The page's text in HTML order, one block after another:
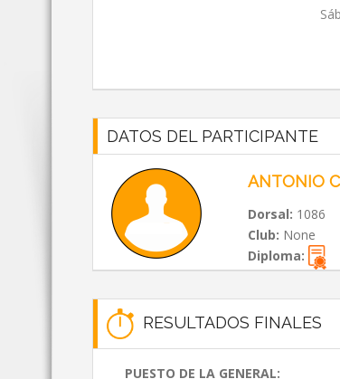
DATOS DEL PARTICIPANTE
ANTONIO
Dorsal: 1086
Club: None
Diploma:
RESULTADOS FINALES
PUESTO DE LA GENERAL: